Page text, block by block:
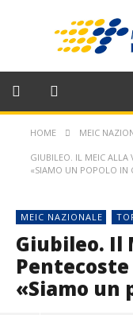
HOME MEIC
GIUBILEO. IL MEIC ALLA
«SIAMO UN POPOLO IN
MEIC NAZIONALE
Giubileo. Il
Pentecoste
«Siamo un